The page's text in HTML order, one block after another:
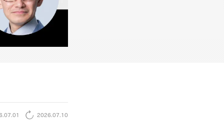
2026.07.10